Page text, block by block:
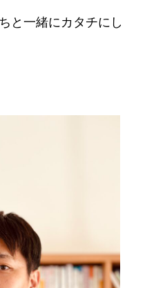
と一緒にカタチにし